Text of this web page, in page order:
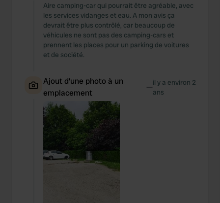
Aire camping-car qui pourrait être agréable, avec
les services vidanges et eau. A mon avis ça
devrait être plus contrôlé, car beaucoup de
véhicules ne sont pas des camping-cars et
prennent les places pour un parking de voitures
et de société.
Ajout d'une photo à un
emplacement
—il y a environ 2
ans